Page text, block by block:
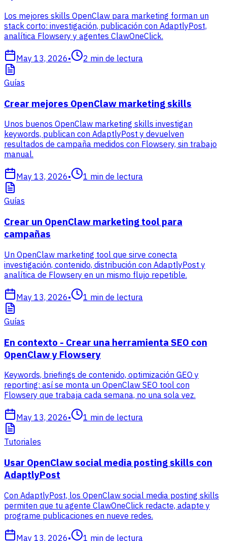
Los mejores skills OpenClaw para marketing forman un
stack corto: investigación, publicación con AdaptlyPost,
analítica Flowsery y agentes ClawOneClick.
May 13, 2026• 2 min de lectura
Guías
Crear mejores OpenClaw marketing skills
Unos buenos OpenClaw marketing skills investigan
keywords, publican con AdaptlyPost y devuelven
resultados de campaña medidos con Flowsery, sin trabajo
manual.
May 13, 2026• 1 min de lectura
Guías
Crear un OpenClaw marketing tool para
campañas
Un OpenClaw marketing tool que sirve conecta
investigación, contenido, distribución con AdaptlyPost y
analítica de Flowsery en un mismo flujo repetible.
May 13, 2026• 1 min de lectura
Guías
En contexto - Crear una herramienta SEO con
OpenClaw y Flowsery
Keywords, briefings de contenido, optimización GEO y
reporting: así se monta un OpenClaw SEO tool con
Flowsery que trabaja cada semana, no una sola vez.
May 13, 2026• 1 min de lectura
Tutoriales
Usar OpenClaw social media posting skills con
AdaptlyPost
Con AdaptlyPost, los OpenClaw social media posting skills
permiten que tu agente ClawOneClick redacte, adapte y
programe publicaciones en nueve redes.
May 13, 2026• 1 min de lectura